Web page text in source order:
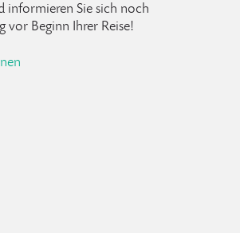
informieren Sie sich noch
vor Beginn Ihrer Reise!